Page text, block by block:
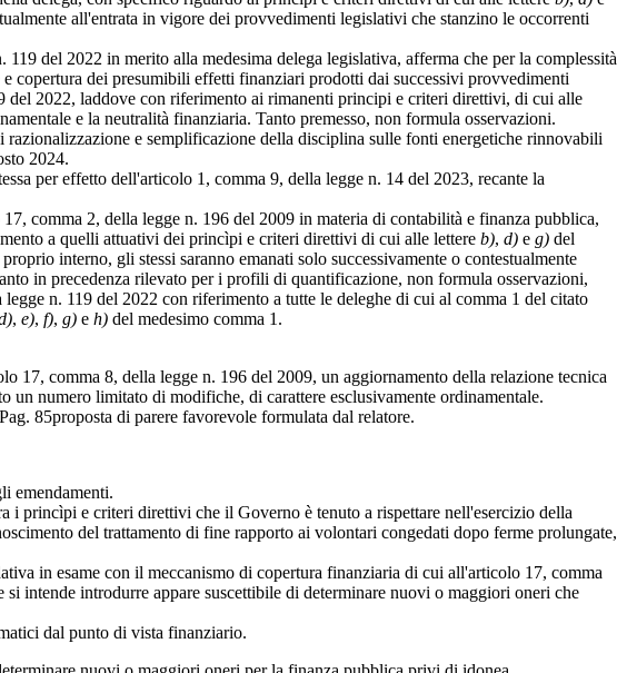
all'entrata in vigore dei provvedimenti legislativi che stanzino le occorrenti
del 2022 in merito alla medesima delega legislativa, afferma che per la complessità
copertura dei presumibili effetti finanziari prodotti dai successivi provvedimenti
del 2022, laddove con riferimento ai rimanenti principi e criteri direttivi, di cui alle
e la neutralità finanziaria. Tanto premesso, non formula osservazioni.
e semplificazione della disciplina sulle fonti energetiche rinnovabili
2024.
per effetto dell'articolo 1, comma 9, della legge n. 14 del 2023, recante la
comma 2, della legge n. 196 del 2009 in materia di contabilità e finanza pubblica,
a quelli attuativi dei princìpi e criteri direttivi di cui alle lettere b), d) e g) del
interno, gli stessi saranno emanati solo successivamente o contestualmente
in precedenza rilevato per i profili di quantificazione, non formula osservazioni,
n. 119 del 2022 con riferimento a tutte le deleghe di cui al comma 1 del citato
, e), f), g) e h) del medesimo comma 1.
17, comma 8, della legge n. 196 del 2009, un aggiornamento della relazione tecnica
un numero limitato di modifiche, di carattere esclusivamente ordinamentale.
Pag. 85proposta di parere favorevole formulata dal relatore.
emendamenti.
e criteri direttivi che il Governo è tenuto a rispettare nell'esercizio della
del trattamento di fine rapporto ai volontari congedati dopo ferme prolungate,
in esame con il meccanismo di copertura finanziaria di cui all'articolo 17, comma
intende introdurre appare suscettibile di determinare nuovi o maggiori oneri che
dal punto di vista finanziario.